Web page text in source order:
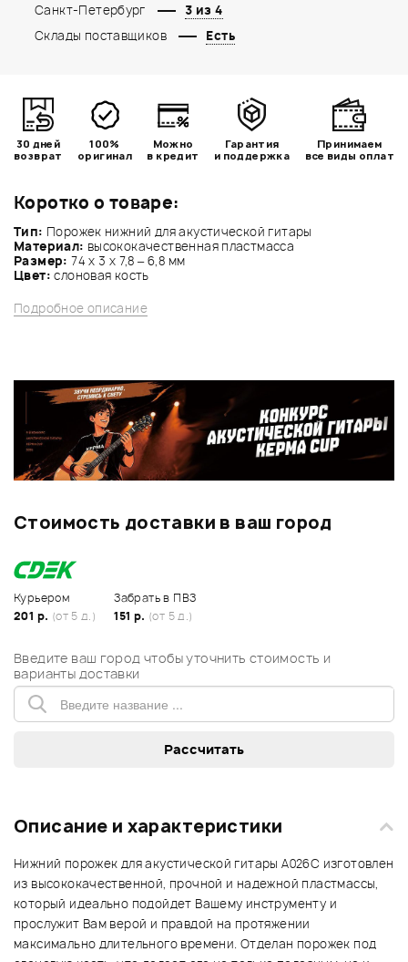
Коротко о товаре:
Тип: Порожек нижний для акустической гитары
Материал: высококачественная пластмасса
Размер: 74 х 3 х 7,8 – 6,8 мм
Цвет: слоновая кость
Подробное описание
Санкт-Петербург
3 из 4
Склады поставщиков
Есть
30 дней
возврат
100%
оригинал
Можно
в кредит
Гарантия
и поддержка
Принимаем
все виды оплат
Стоимость доставки в ваш город
Курьером
201 р. (от 5 д.)
Забрать в ПВЗ
151 р. (от 5 д.)
Введите ваш город чтобы уточнить стоимость и
варианты доставки
Описание и характеристики
Нижний порожек для акустической гитары A026C изготовлен
из высококачественной, прочной и надежной пластмассы,
который идеально подойдет Вашему инструменту и
прослужит Вам верой и правдой на протяжении
максимально длительного времени. Отделан порожек под